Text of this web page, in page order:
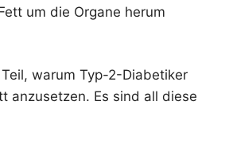
um die Organe herum
warum Typ-2-Diabetiker
anzusetzen. Es sind all diese